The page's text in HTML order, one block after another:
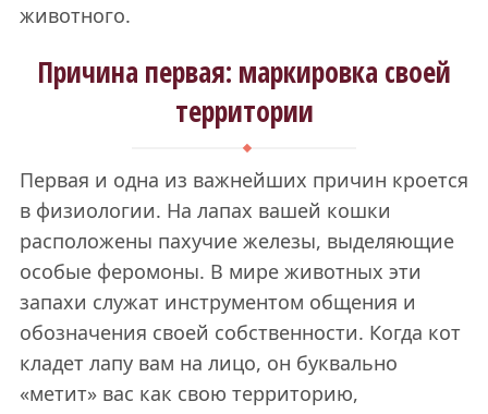
животного.
Причина первая: маркировка своей
территории
Первая и одна из важнейших причин кроется
в физиологии. На лапах вашей кошки
расположены пахучие железы, выделяющие
особые феромоны. В мире животных эти
запахи служат инструментом общения и
обозначения своей собственности. Когда кот
кладет лапу вам на лицо, он буквально
«метит» вас как свою территорию,